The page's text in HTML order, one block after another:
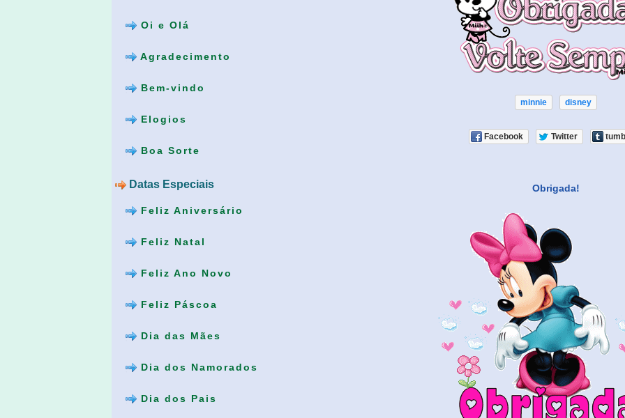
Oi e Olá
Agradecimento
Bem-vindo
Elogios
Boa Sorte
Datas Especiais
Feliz Aniversário
Feliz Natal
Feliz Ano Novo
Feliz Páscoa
Dia das Mães
Dia dos Namorados
Dia dos Pais
minnie disney
Facebook Twitter
Obrigada!